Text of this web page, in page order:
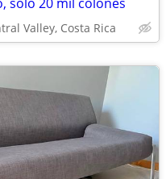
Valley, Costa Rica